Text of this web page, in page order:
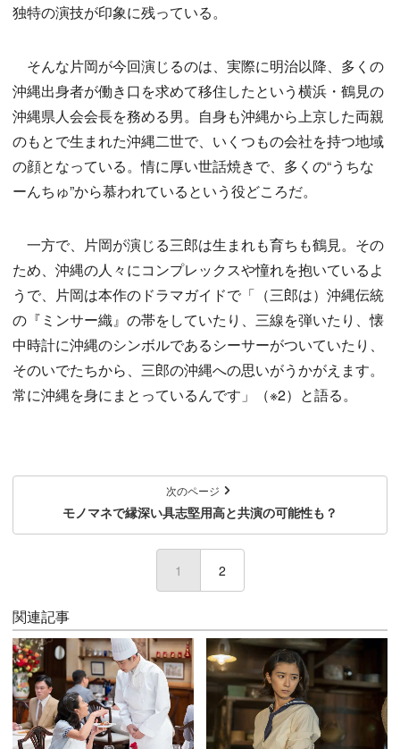
独特の演技が印象に残っている。
そんな片岡が今回演じるのは、実際に明治以降、多くの
沖縄出身者が働き口を求めて移住したという横浜・鶴見の
沖縄県人会会長を務める男。自身も沖縄から上京した両親
のもとで生まれた沖縄二世で、いくつもの会社を持つ地域
の顔となっている。情に厚い世話焼きで、多くの“うちな
ーんちゅ”から慕われているという役どころだ。
一方で、片岡が演じる三郎は生まれも育ちも鶴見。その
ため、沖縄の人々にコンプレックスや憧れを抱いているよ
うで、片岡は本作のドラマガイドで「（三郎は）沖縄伝統
の『ミンサー織』の帯をしていたり、三線を弾いたり、懐
中時計に沖縄のシンボルであるシーサーがついていたり、
そのいでたちから、三郎の沖縄への思いがうかがえます。
常に沖縄を身にまとっているんです」（※2）と語る。
次のページ
モノマネで縁深い具志堅用高と共演の可能性も？
1 (current)
2
関連記事